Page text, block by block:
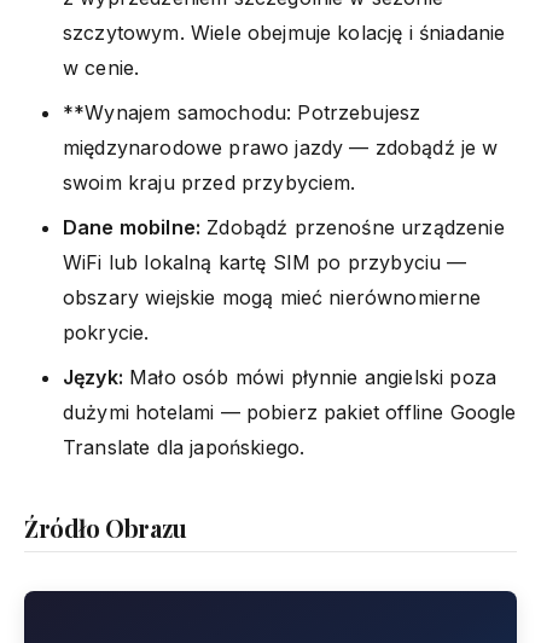
szczytowym. Wiele obejmuje kolację i śniadanie
w cenie.
**Wynajem samochodu: Potrzebujesz
międzynarodowe prawo jazdy — zdobądź je w
swoim kraju przed przybyciem.
Dane mobilne: Zdobądź przenośne urządzenie
WiFi lub lokalną kartę SIM po przybyciu —
obszary wiejskie mogą mieć nierównomierne
pokrycie.
Język: Mało osób mówi płynnie angielski poza
dużymi hotelami — pobierz pakiet offline Google
Translate dla japońskiego.
Źródło Obrazu